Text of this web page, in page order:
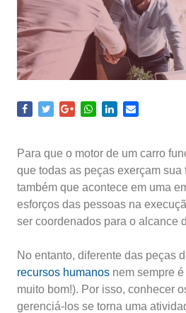
Para que o motor de um carro
que todas as peças exerçam
também que acontece em uma
esforços das pessoas na
ser coordenados para o alcance
No entanto, diferente das peças
recursos humanos nem sempre
muito bom!). Por isso, conhecer
gerenciá-los se torna uma